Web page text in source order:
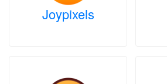
Joypixels